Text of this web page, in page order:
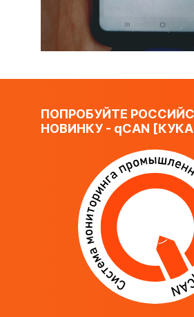
ПОПРОБУЙТЕ
НОВИНКУ - qCAN